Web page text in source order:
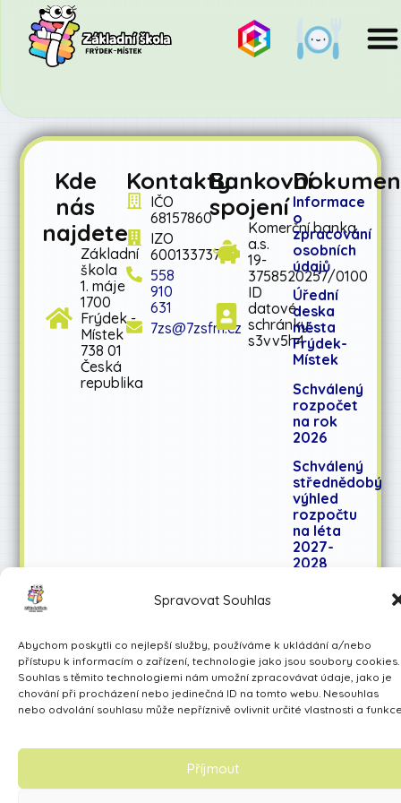
Spravovat Souhlas
Abychom poskytli co nejlepší služby, používáme k ukládání a/nebo
přístupu k informacím o zařízení, technologie jako jsou soubory cookies.
Souhlas s těmito technologiemi nám umožní zpracovávat údaje, jako je
chování při procházení nebo jedinečná ID na tomto webu. Nesouhlas
nebo odvolání souhlasu může nepříznivě ovlivnit určité vlastnosti a
Příjmout
Kde
nás
najdete
Základní
škola
1. máje
1700
Frýdek -
Místek
738 01
Česká
republika
Kontakty
IČO
68157860
IZO
600133737
558
910
631
7zs@7zsfm.cz
Bankovní
spojení
Komerční banka
a.s.
19-
3758520257/0100
ID
datové
schránky:
s3vv5h4
Informace
o
zpracování
osobních
údajů
Úřední
deska
města
Frýdek-
Místek
Schválený
rozpočet
na rok
2026
Schválený
střednědobý
výhled
rozpočtu
na léta
2027-
2028
Made by Avarita